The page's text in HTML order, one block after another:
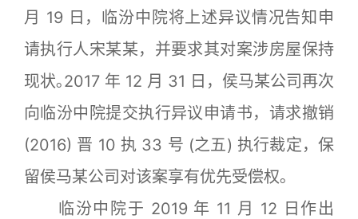
月 19 日，临汾中院将上述异议情况告知申
请执行人宋某某，并要求其对案涉房屋保持
现状｡2017 年 12 月 31 日，侯马某公司再次
向临汾中院提交执行异议申请书，请求撤销
(2016) 晋 10 执 33 号 (之五) 执行裁定，保
留侯马某公司对该案享有优先受偿权｡
临汾中院于 2019 年 11 月 12 日作出